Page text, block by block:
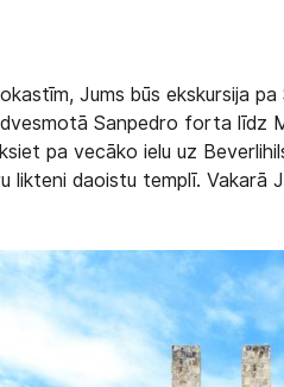
Jums būs ekskursija
Sanpedro forta līdz
pa vecāko ielu uz
likteni daoistu templī. Vakarā